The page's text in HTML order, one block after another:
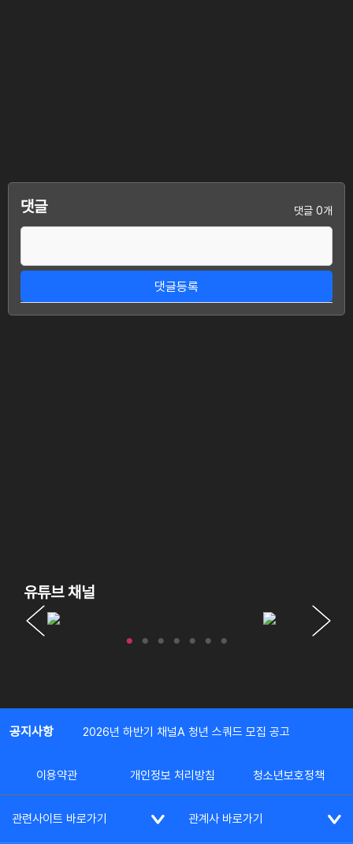
댓글 댓글 0개
댓글등록
유튜브 채널
공지사항 2026년 하반기 채널A 청년 스쿼드 모집 공고
이용약관 개인정보 처리방침 청소년보호정책
관련사이트 바로가기 관계사 바로가기